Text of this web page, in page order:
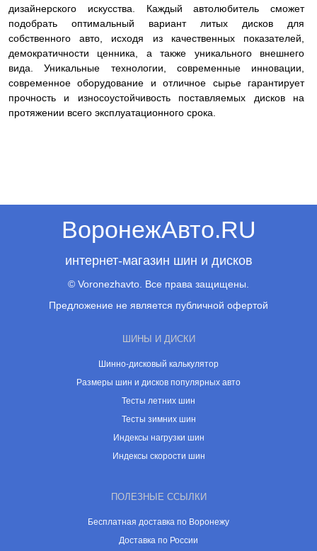
дизайнерского искусства. Каждый автолюбитель сможет
подобрать оптимальный вариант литых дисков для
собственного авто, исходя из качественных показателей,
демократичности ценника, а также уникального внешнего
вида. Уникальные технологии, современные инновации,
современное оборудование и отличное сырье гарантирует
прочность и износоустойчивость поставляемых дисков на
протяжении всего эксплуатационного срока.
ВоронежАвто.RU
интернет-магазин шин и дисков
© Voronezhavto. Все права защищены.
Предложение не является публичной офертой
ШИНЫ И ДИСКИ
Шинно-дисковый калькулятор
Размеры шин и дисков популярных авто
Тесты летних шин
Тесты зимних шин
Индексы нагрузки шин
Индексы скорости шин
ПОЛЕЗНЫЕ ССЫЛКИ
Бесплатная доставка по Воронежу
Доставка по России